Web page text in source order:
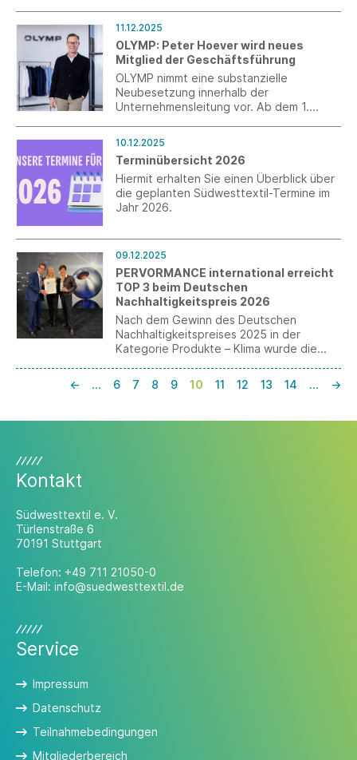
11.12.2025
OLYMP: Peter Hoever wird neues
Mitglied der Geschäftsführung
OLYMP nimmt eine substanzielle
Neubesetzung innerhalb der
Unternehmensleitung vor. Ab dem 1.
Führungsquartetts und für den
Gesamtvertrieb verantwortlich.
10.12.2025
Terminübersicht 2026
Hiermit erhalten Sie einen Überblick über
die geplanten Südwesttextil-Termine im
Jahr 2026.
09.12.2025
PERVORMANCE international erreicht
TOP 3 beim Deutschen
Nachhaltigkeitspreis 2026
Nach dem Gewinn des Deutschen
Nachhaltigkeitspreises 2025 in der
Kategorie Produkte – Klima wurde die
diesem Jahr in der Kategorie
Unternehmen – Gesundheit und Soziales /
auf Anhieb eine TOP 3-Platzierung. Bei
← … 6 7 8 9 10 11 12 13 14 … →
Kontakt
Südwesttextil e. V.
Türlenstraße 6
70191 Stuttgart
Telefon: +49 711 21050-0
E-Mail: info@suedwesttextil.de
Service
Impressum
Datenschutz
Teilnahmebedingungen
Mitgliederbereich